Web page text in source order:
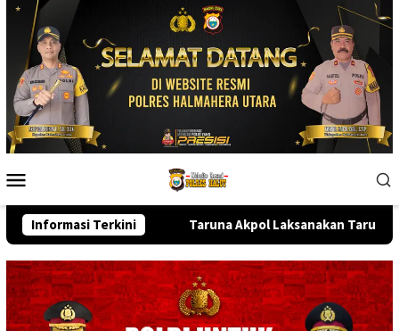
Skip
content
Menu
Informasi TerkiniTaruna Akpol Laksanakan Taruna Bhakti di